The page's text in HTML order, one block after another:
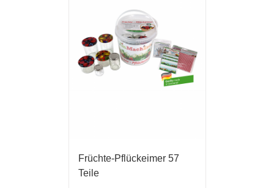
Früchte-Pflückeimer 57
Teile